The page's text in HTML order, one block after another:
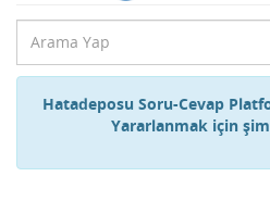
Hatadeposu Soru-Cevap
Yararlanmak için